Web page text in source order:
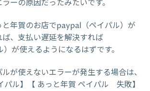
ーの原因だったみたいです。
年賀のお店でpaypal（ペイパル）が
、支払い遅延を解決すれば
が使えるようになるはずです。
が使えないエラーが発生する場合は、
パル】【 あっと年賀 ペイパル 失敗】